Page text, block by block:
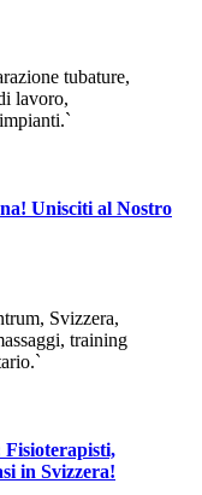
Unisciti al Nostro
Fisioterapisti,
in Svizzera!